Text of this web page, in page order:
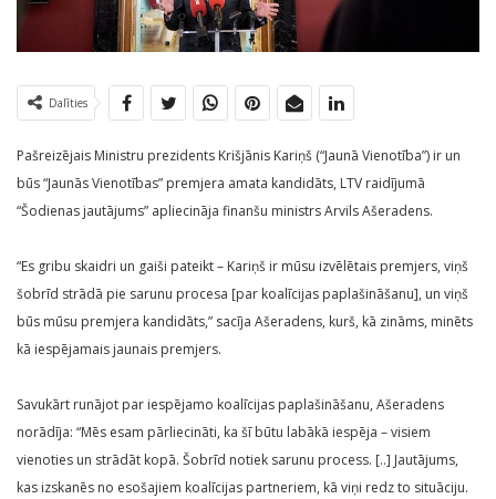
Dalīties
Pašreizējais Ministru prezidents Krišjānis Kariņš (“Jaunā Vienotība”) ir un
būs “Jaunās Vienotības” premjera amata kandidāts, LTV raidījumā
“Šodienas jautājums” apliecināja finanšu ministrs Arvils Ašeradens.
“Es gribu skaidri un gaiši pateikt – Kariņš ir mūsu izvēlētais premjers, viņš
šobrīd strādā pie sarunu procesa [par koalīcijas paplašināšanu], un viņš
būs mūsu premjera kandidāts,” sacīja Ašeradens, kurš, kā zināms, minēts
kā iespējamais jaunais premjers.
Savukārt runājot par iespējamo koalīcijas paplašināšanu, Ašeradens
norādīja: “Mēs esam pārliecināti, ka šī būtu labākā iespēja – visiem
vienoties un strādāt kopā. Šobrīd notiek sarunu process. [..] Jautājums,
kas izskanēs no esošajiem koalīcijas partneriem, kā viņi redz to situāciju.